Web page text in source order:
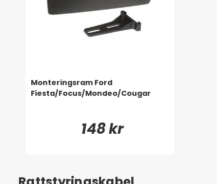
Monteringsram Ford
Fiesta/Focus/Mondeo/Cougar
148 kr